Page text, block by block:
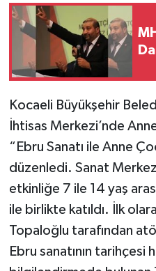
Kocaeli Büyükşehir
İhtisas Merkezi’nde
“Ebru Sanatı ile Anne
düzenledi. Sanat
etkinliğe 7 ile 14 yaş
ile birlikte katıldı. İlk
Topaloğlu tarafından
Ebru sanatının tarihçesi